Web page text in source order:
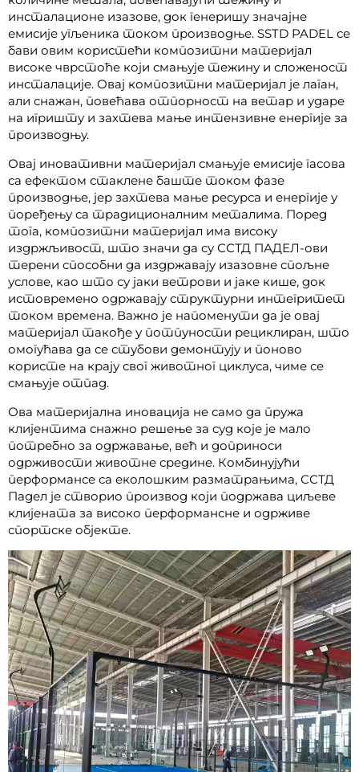
инсталационе изазове, док генеришу значајне
емисије угљеника током производње. SSTD PADEL се
бави овим користећи композитни материјал
високе чврстоће који смањује тежину и сложеност
инсталације. Овај композитни материјал је лаган,
али снажан, повећава отпорност на ветар и ударе
на игришту и захтева мање интензивне енергије за
производњу.
Овај иновативни материјал смањује емисије гасова
са ефектом стаклене баште током фазе
производње, јер захтева мање ресурса и енергије у
поређењу са традиционалним металима. Поред
тога, композитни материјал има високу
издржљивост, што значи да су ССТД ПАДЕЛ-ови
терени способни да издржавају изазовне спољне
услове, као што су јаки ветрови и јаке кише, док
истовремено одржавају структурни интегритет
током времена. Важно је напоменути да је овај
материјал такође у потпуности рециклиран, што
омогућава да се стубови демонтују и поново
користе на крају свог животног циклуса, чиме се
смањује отпад.
Ова материјална иновација не само да пружа
клијентима снажно решење за суд које је мало
потребно за одржавање, већ и доприноси
одрживости животне средине. Комбинујући
перформансе са еколошким разматрањима, ССТД
Падел је створио производ који подржава циљеве
клијената за високо перформансне и одрживе
спортске објекте.